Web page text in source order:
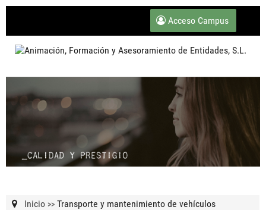
Acceso Campus
Inicio >> Transporte y mantenimiento de vehículos